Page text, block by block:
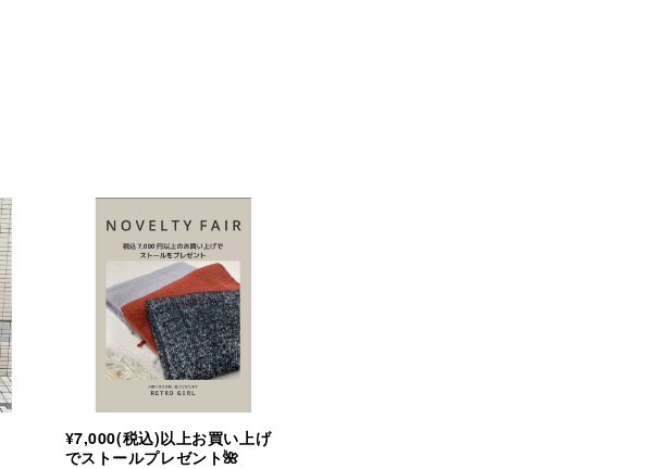
¥7,000(税込)以上お買い上げ
でストールプレゼント🌺